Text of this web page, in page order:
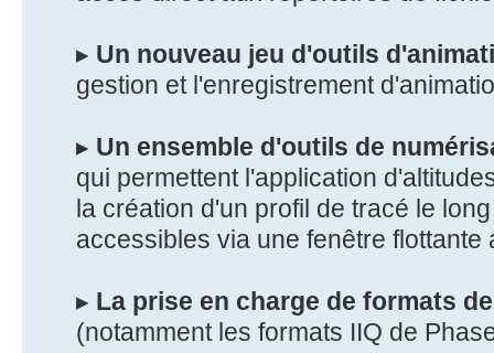
▸ Un nouveau jeu d'outils
gestion et l'enregistrement
▸ Un ensemble d'outils de
qui permettent l'application
la création d'un profil de tracé le
accessibles via une fenêtre flottante
▸ La prise en charge de formats
(notamment les formats IIQ de